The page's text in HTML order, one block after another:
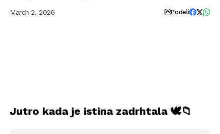
March 2, 2026 Podeli
{"aigc_label_type":0,"source_info":"dreamina"},"data":
Jutro kada je istina zadrhtala 🕊️📁